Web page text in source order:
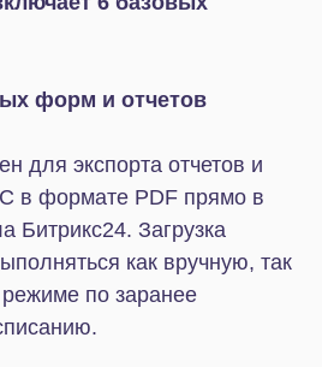
к 1С»
ред. 11
ред. 2.0
ред. 2.0
товары,